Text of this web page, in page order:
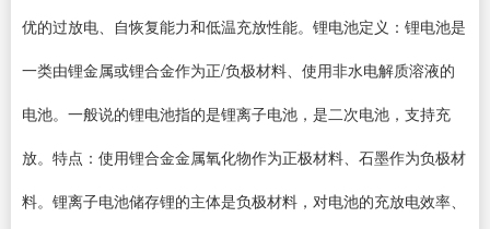
优的过放电、自恢复能力和低温充放性能。锂电池定义：锂电池是
一类由锂金属或锂合金作为正/负极材料、使用非水电解质溶液的
电池。一般说的锂电池指的是锂离子电池，是二次电池，支持充
放。特点：使用锂合金金属氧化物作为正极材料、石墨作为负极材
料。锂离子电池储存锂的主体是负极材料，对电池的充放电效率、